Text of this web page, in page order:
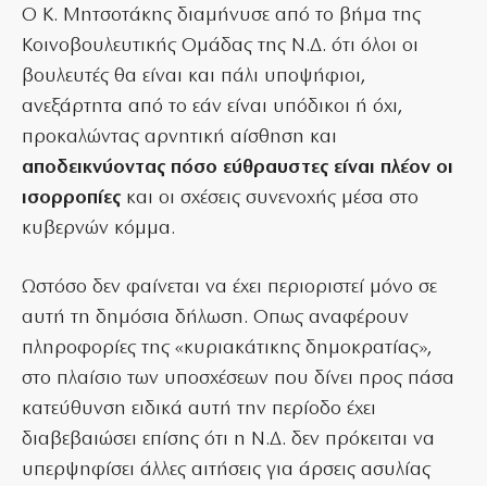
Ο Κ. Μητσοτάκης διαμήνυσε από το βήμα της
Κοινοβουλευτικής Ομάδας της Ν.Δ. ότι όλοι οι
βουλευτές θα είναι και πάλι υποψήφιοι,
ανεξάρτητα από το εάν είναι υπόδικοι ή όχι,
προκαλώντας αρνητική αίσθηση και
αποδεικνύοντας πόσο εύθραυστες είναι πλέον οι
ισορροπίες και οι σχέσεις συνενοχής μέσα στο
κυβερνών κόμμα.
Ωστόσο δεν φαίνεται να έχει περιοριστεί μόνο σε
αυτή τη δημόσια δήλωση. Οπως αναφέρουν
πληροφορίες της «κυριακάτικης δημοκρατίας»,
στο πλαίσιο των υποσχέσεων που δίνει προς πάσα
κατεύθυνση ειδικά αυτή την περίοδο έχει
διαβεβαιώσει επίσης ότι η Ν.Δ. δεν πρόκειται να
υπερψηφίσει άλλες αιτήσεις για άρσεις ασυλίας